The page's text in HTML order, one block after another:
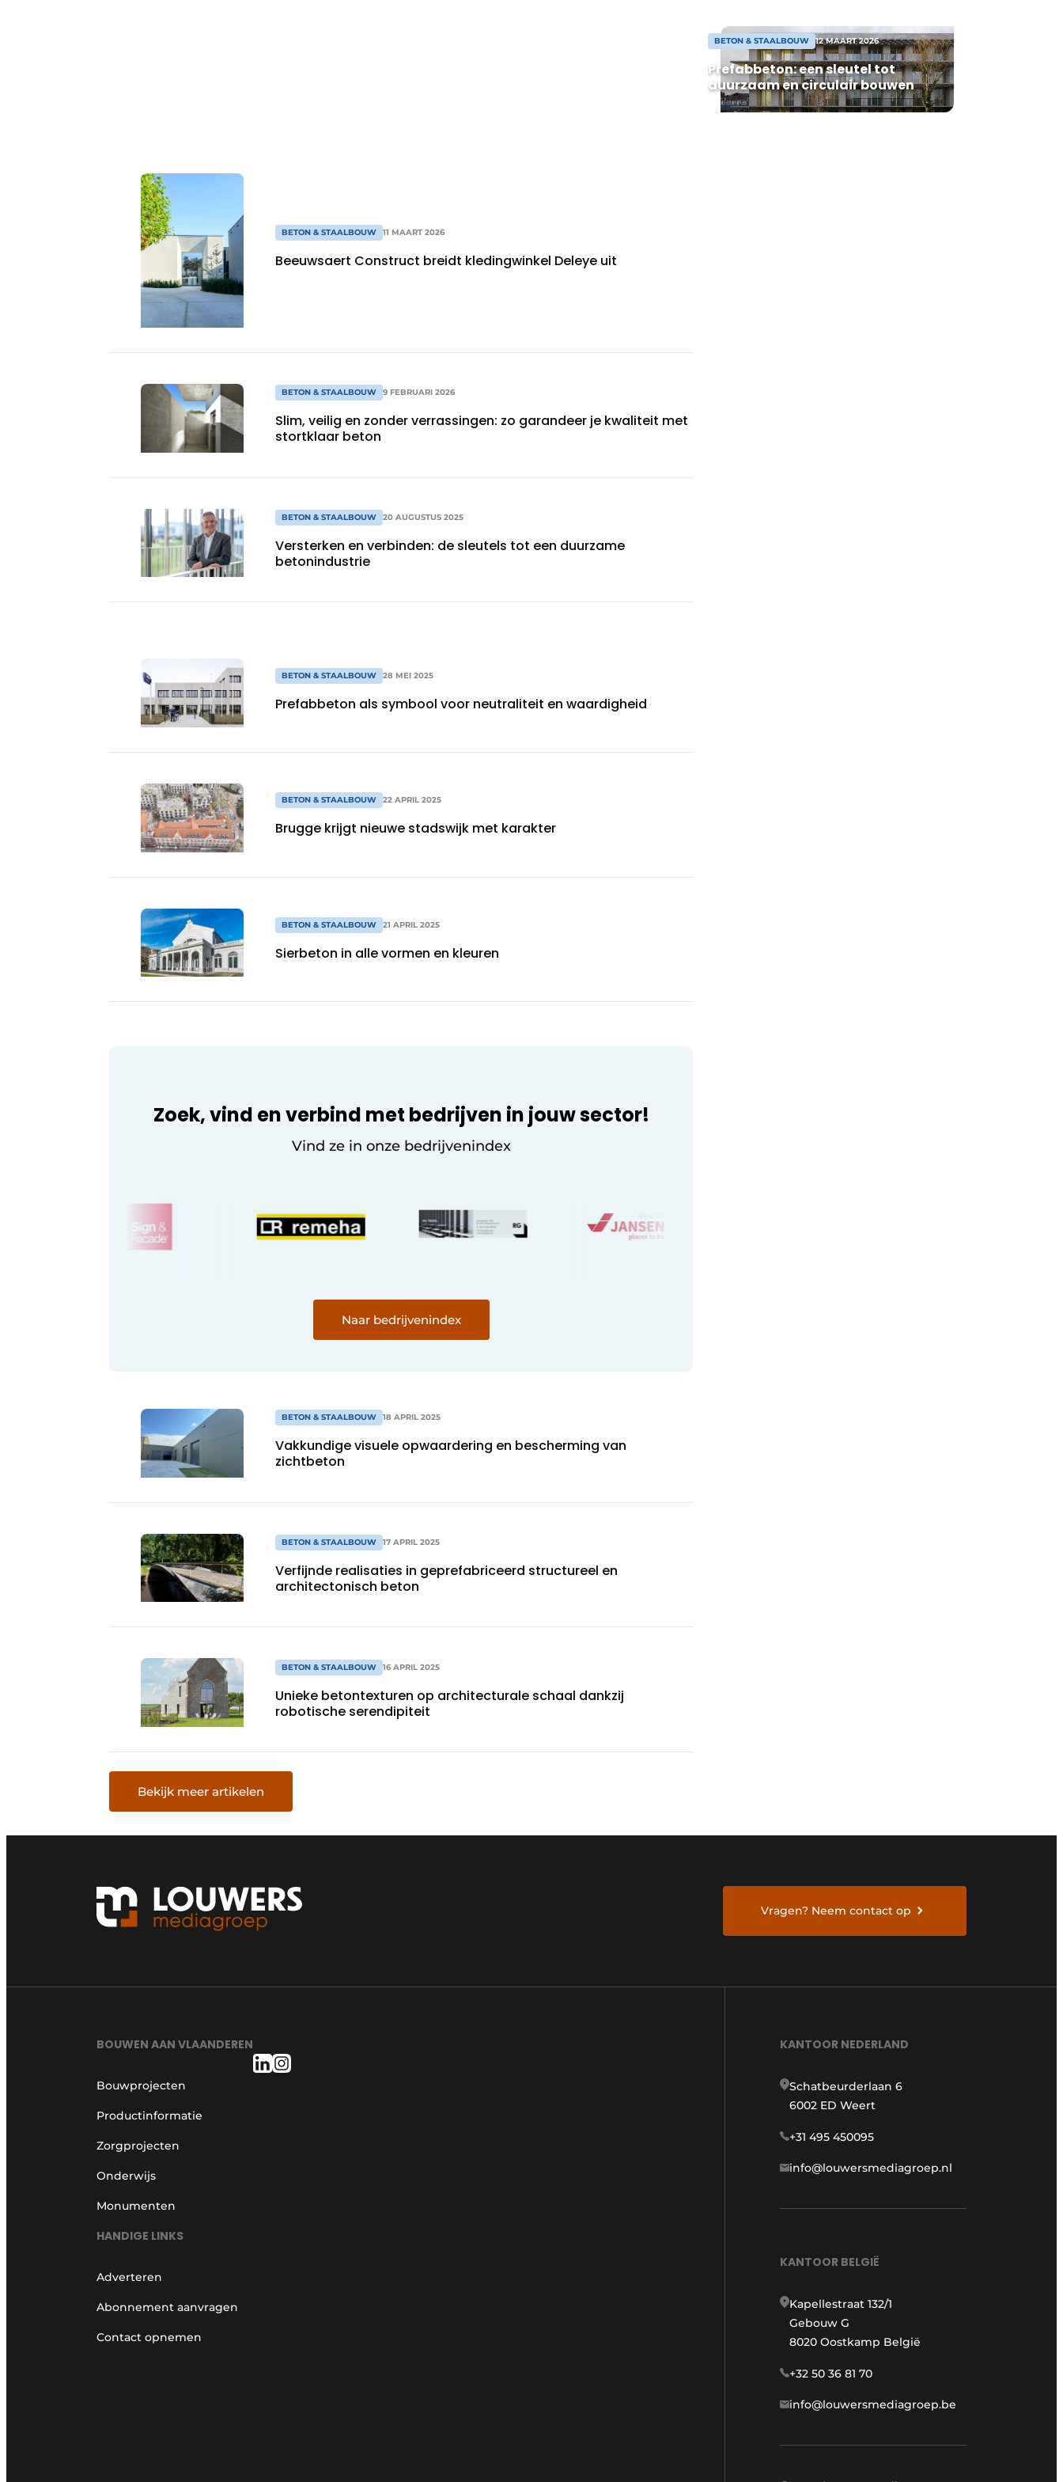
Contact
BETON & STAALBOUW 12 MAART 2026
Prefabbeton: een sleutel tot
duurzaam en circulair bouwen
BETON & STAALBOUW 11 MAART 2026
Beeuwsaert Construct breidt kledingwinkel Deleye uit
BETON & STAALBOUW 9 FEBRUARI 2026
Slim, veilig en zonder verrassingen: zo garandeer je kwaliteit met
stortklaar beton
BETON & STAALBOUW 20 AUGUSTUS 2025
Versterken en verbinden: de sleutels tot een duurzame
betonindustrie
BETON & STAALBOUW 28 MEI 2025
Prefabbeton als symbool voor neutraliteit en waardigheid
BETON & STAALBOUW 22 APRIL 2025
Brugge krijgt nieuwe stadswijk met karakter
BETON & STAALBOUW 21 APRIL 2025
Sierbeton in alle vormen en kleuren
Zoek, vind en verbind met bedrijven in jouw sector!
Vind ze in onze bedrijvenindex
Naar bedrijvenindex
BETON & STAALBOUW 18 APRIL 2025
Vakkundige visuele opwaardering en bescherming van
zichtbeton
BETON & STAALBOUW 17 APRIL 2025
Verfijnde realisaties in geprefabriceerd structureel en
architectonisch beton
BETON & STAALBOUW 16 APRIL 2025
Unieke betontexturen op architecturale schaal dankzij
robotische serendipiteit
Bekijk meer artikelen
Vragen? Neem contact op
BOUWEN AAN VLAANDEREN
Bouwprojecten
Productinformatie
Zorgprojecten
Onderwijs
Monumenten
HANDIGE LINKS
Adverteren
Abonnement aanvragen
Contact opnemen
KANTOOR NEDERLAND
Schatbeurderlaan 6
6002 ED Weert
+31 495 450095
info@louwersmediagroep.nl
KANTOOR BELGIË
Kapellestraat 132/1
Gebouw G
8020 Oostkamp België
+32 50 36 81 70
info@louwersmediagroep.be